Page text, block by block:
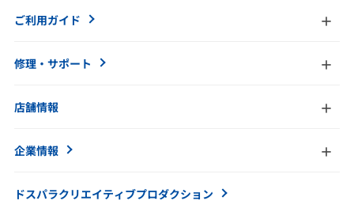
ご利用ガイド
修理・サポート
店舗情報
企業情報
ドスパラクリエイティブプロダクション